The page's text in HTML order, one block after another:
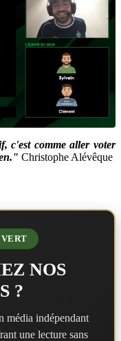
c'est comme aller voter
Christophe Alévêque
NOS
?
média indépendant
une lecture sans